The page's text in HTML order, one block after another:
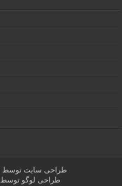
طراحی سایت توسط
طراحی لوگو توسط